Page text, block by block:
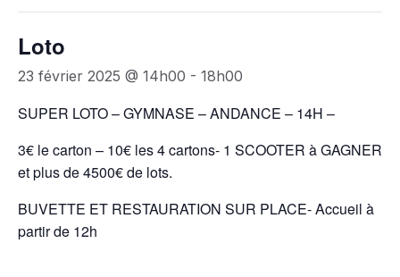
Loto
23 février 2025 @ 14h00 - 18h00
SUPER LOTO – GYMNASE – ANDANCE – 14H –
3€ le carton – 10€ les 4 cartons- 1 SCOOTER à GAGNER
et plus de 4500€ de lots.
BUVETTE ET RESTAURATION SUR PLACE- Accueil à
partir de 12h